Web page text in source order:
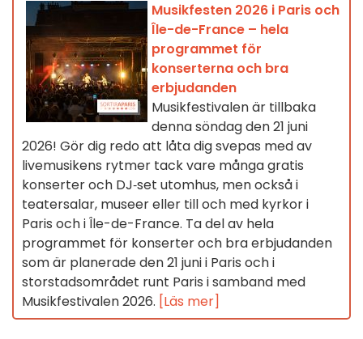
Musikfesten 2026 i Paris och
Île-de-France – hela
programmet för
konserterna och bra
erbjudanden
Musikfestivalen är tillbaka
denna söndag den 21 juni
2026! Gör dig redo att låta dig svepas med av
livemusikens rytmer tack vare många gratis
konserter och DJ‑set utomhus, men också i
teatersalar, museer eller till och med kyrkor i
Paris och i Île-de-France. Ta del av hela
programmet för konserter och bra erbjudanden
som är planerade den 21 juni i Paris och i
storstadsområdet runt Paris i samband med
Musikfestivalen 2026. [Läs mer]